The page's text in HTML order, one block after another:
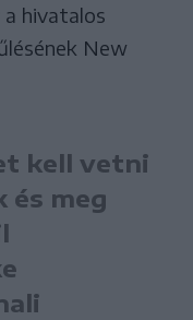
hivatalos
New
kell vetni
és meg